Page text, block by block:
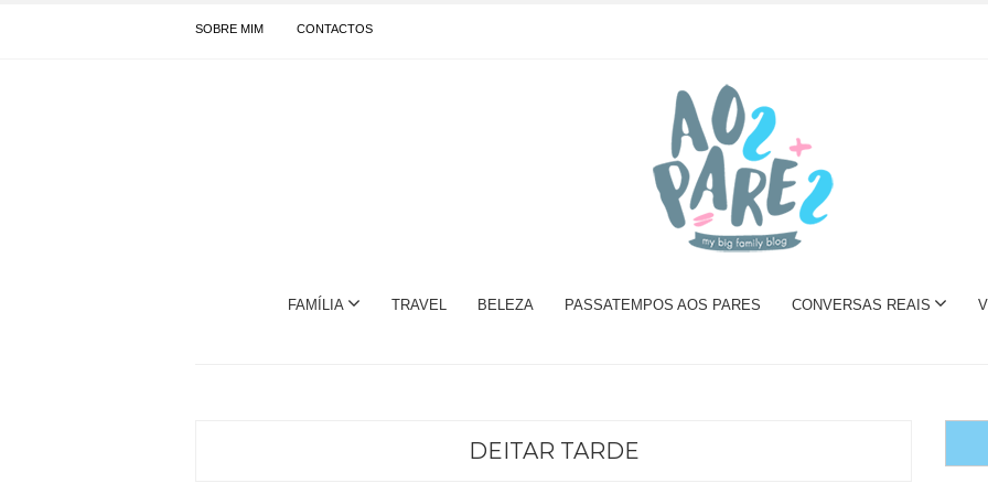
SOBRE MIM CONTACTOS
FAMÍLIA TRAVEL BELEZA PASSATEMPOS AOS PARES CONVERSAS REAIS
DEITAR TARDE